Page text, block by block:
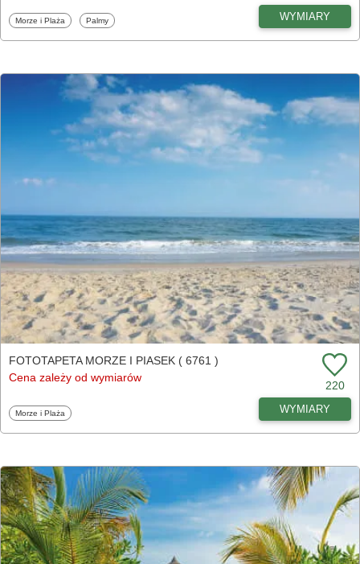
Fototapety
Morze i Plaża Fototapety
Palmy WYMIARY
FOTOTAPETA MORZE I PIASEK ( 6761 )
Cena zależy od wymiarów
220
Fototapety
Morze i Plaża WYMIARY